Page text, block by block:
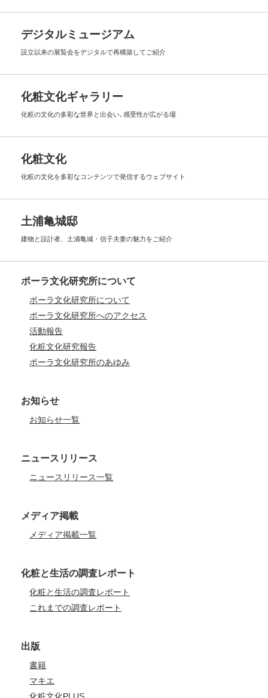
デジタルミュージアム
設立以来の展覧会をデジタルで再構築してご紹介
化粧文化ギャラリー
化粧の文化の多彩な世界と出会い､ 感受性が広がる場
化粧文化
化粧の文化を多彩なコンテンツで発信するウェブサイト
土浦亀城邸
建物と設計者、土浦亀城・信子夫妻の魅力をご紹介
ポーラ文化研究所について
ポーラ文化研究所について
ポーラ文化研究所へのアクセス
活動報告
化粧文化研究報告
ポーラ文化研究所のあゆみ
お知らせ
お知らせ一覧
ニュースリリース
ニュースリリース一覧
メディア掲載
メディア掲載一覧
化粧と生活の調査レポート
化粧と生活の調査レポート
これまでの調査レポート
出版
書籍
マキエ
化粧文化PLUS